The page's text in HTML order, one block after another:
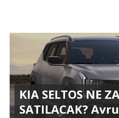
KIA SELTOS NE
SATILACAK?